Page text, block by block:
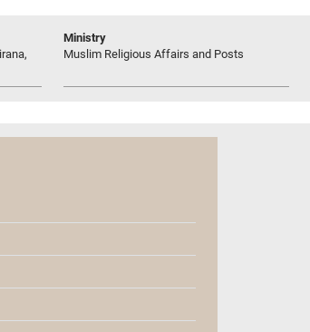
Ministry
Muslim Religious Affairs and Posts